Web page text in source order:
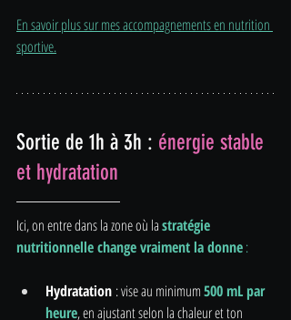
En savoir plus sur mes accompagnements en nutrition
sportive.
Sortie de 1h à 3h : énergie stable
et hydratation
Ici, on entre dans la zone où la stratégie
nutritionnelle change vraiment la donne :
Hydratation : vise au minimum500 mL par
heure, en ajustant selon la chaleur et ton